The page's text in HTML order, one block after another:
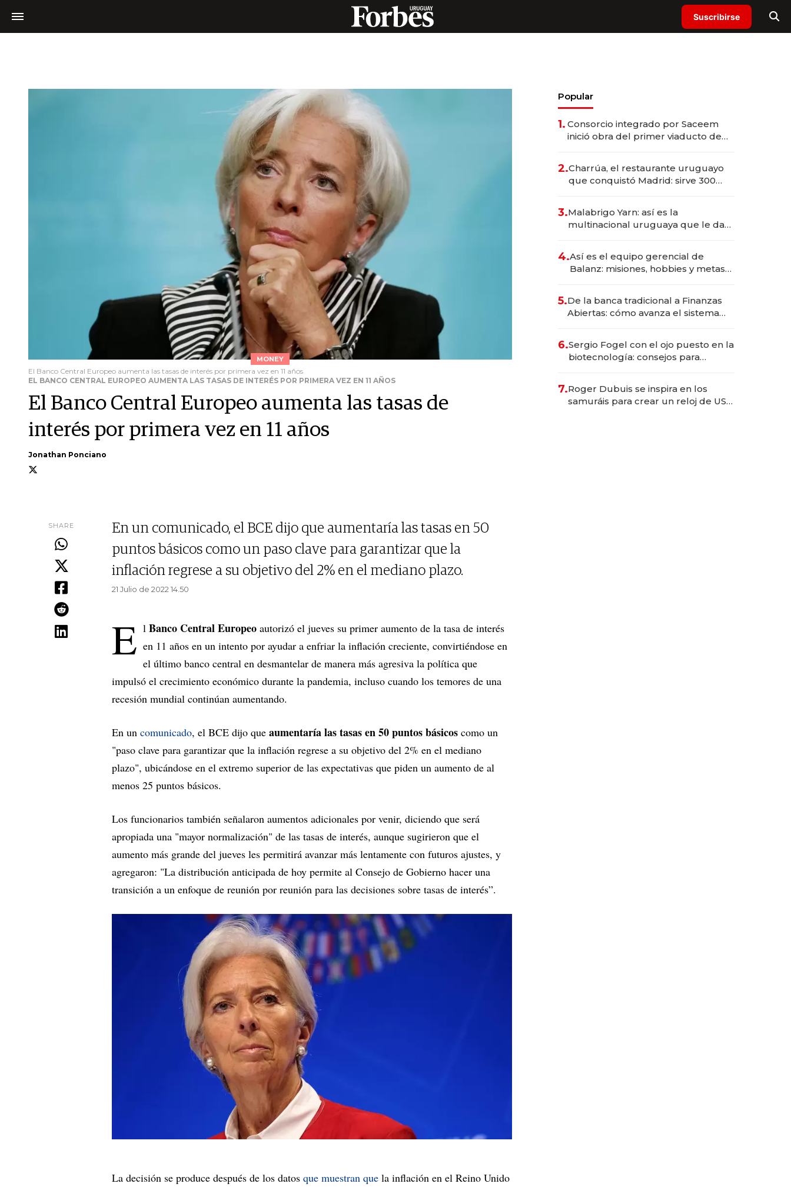
Suscribirse
MONEY
El Banco Central Europeo aumenta las tasas de interés por primera vez en 11 años
EL BANCO CENTRAL EUROPEO AUMENTA LAS TASAS DE INTERÉS POR PRIMERA VEZ EN 11 AÑOS
El Banco Central Europeo aumenta las tasas de
interés por primera vez en 11 años
Jonathan Ponciano
SHARE
En un comunicado, el BCE dijo que aumentaría las tasas en 50
puntos básicos como un paso clave para garantizar que la
inflación regrese a su objetivo del 2% en el mediano plazo.
21 Julio de 2022 14.50
E l Banco Central Europeo autorizó el jueves su primer aumento de la tasa de interés
en 11 años en un intento por ayudar a enfriar la inflación creciente, convirtiéndose en
el último banco central en desmantelar de manera más agresiva la política que
impulsó el crecimiento económico durante la pandemia, incluso cuando los temores de una
recesión mundial continúan aumentando.
En un comunicado, el BCE dijo que aumentaría las tasas en 50 puntos básicos como un
"paso clave para garantizar que la inflación regrese a su objetivo del 2% en el mediano
plazo", ubicándose en el extremo superior de las expectativas que piden un aumento de al
menos 25 puntos básicos.
Los funcionarios también señalaron aumentos adicionales por venir, diciendo que será
apropiada una "mayor normalización" de las tasas de interés, aunque sugirieron que el
aumento más grande del jueves les permitirá avanzar más lentamente con futuros ajustes, y
agregaron: "La distribución anticipada de hoy permite al Consejo de Gobierno hacer una
transición a un enfoque de reunión por reunión para las decisiones sobre tasas de interés”.
La decisión se produce después de los datos que muestran que la inflación en el Reino Unido
Popular
1. Consorcio integrado por Saceem
inició obra del primer viaducto de
millones
2.Charrúa, el restaurante uruguayo
que conquistó Madrid: sirve 300
prepara apertura
3.Malabrigo Yarn: así es la
multinacional uruguaya que le da
4.Así es el equipo gerencial de
Balanz: misiones, hobbies y metas
5.De la banca tradicional a Finanzas
Abiertas: cómo avanza el sistema
6.Sergio Fogel con el ojo puesto en la
biotecnología: consejos para
7.Roger Dubuis se inspira en los
samuráis para crear un reloj de US$